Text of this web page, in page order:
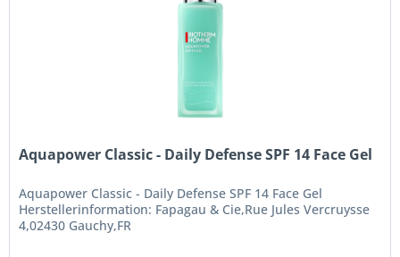
Aquapower Classic - Daily Defense SPF 14 Face Gel
Aquapower Classic - Daily Defense SPF 14 Face Gel
Herstellerinformation: Fapagau & Cie,Rue Jules Vercruysse
4,02430 Gauchy,FR